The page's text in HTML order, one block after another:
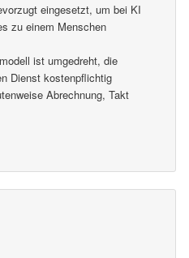
eingesetzt, um bei KI
zu einem Menschen
ist umgedreht, die
Dienst kostenpflichtig
Abrechnung, Takt